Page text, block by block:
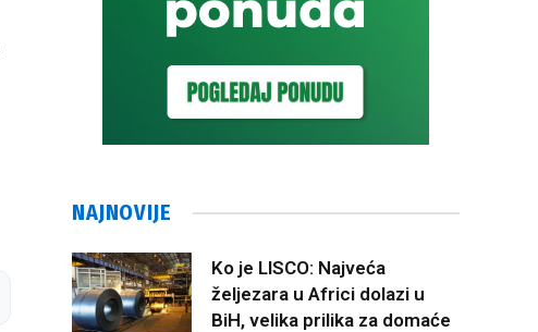
NAJNOVIJE
Ko je LISCO: Najveća
željezara u Africi dolazi u
BiH, velika prilika za domaće